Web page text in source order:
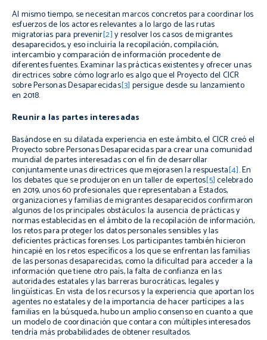
Al mismo tiempo, se necesitan marcos concretos para coordinar los
esfuerzos de los actores relevantes a lo largo de las rutas
migratorias para prevenir[2]y resolver los casos de migrantes
desaparecidos, y eso incluiría la recopilación, compilación,
intercambio y comparación de información procedente de
diferentes fuentes. Examinar las prácticas existentes y ofrecer unas
directrices sobre cómo lograrlo es algo que el Proyecto del CICR
sobre Personas Desaparecidas[3] persigue desde su lanzamiento
en 2018.
Reunir a las partes interesadas
Basándose en su dilatada experiencia en este ámbito, el CICR creó el
Proyecto sobre Personas Desaparecidas para crear una comunidad
mundial de partes interesadas con el fin de desarrollar
conjuntamente unas directrices que mejorasen la respuesta[4]. En
los debates que se produjeron en un taller de expertos[5]celebrado
en 2019, unos 60 profesionales que representaban a Estados,
organizaciones y familias de migrantes desaparecidos confirmaron
algunos de los principales obstáculos: la ausencia de prácticas y
normas establecidas en el ámbito de la recopilación de información,
los retos para proteger los datos personales sensibles y las
deficientes prácticas forenses. Los participantes también hicieron
hincapié en los retos específicos a los que se enfrentan las familias
de las personas desaparecidas, como la dificultad para acceder a la
información que tiene otro país, la falta de confianza en las
autoridades estatales y las barreras burocráticas, legales y
lingüísticas. En vista de los recursos y la experiencia que aportan los
agentes no estatales y de la importancia de hacer partícipes a las
familias en la búsqueda, hubo un amplio consenso en cuanto a que
un modelo de coordinación que contara con múltiples interesados
tendría más probabilidades de obtener resultados.